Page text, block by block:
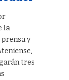
la
y
tres